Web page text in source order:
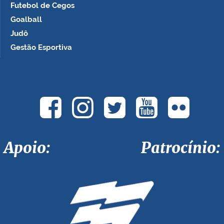
Futebol de Cegos
Goalball
Judô
Gestão Esportiva
Apoio: Patrocínio: